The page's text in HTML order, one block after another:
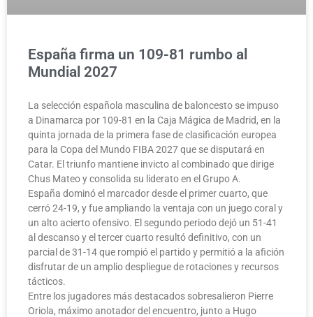
España firma un 109-81 rumbo al
Mundial 2027
La selección española masculina de baloncesto se impuso
a Dinamarca por 109-81 en la Caja Mágica de Madrid, en la
quinta jornada de la primera fase de clasificación europea
para la Copa del Mundo FIBA 2027 que se disputará en
Catar. El triunfo mantiene invicto al combinado que dirige
Chus Mateo y consolida su liderato en el Grupo A.
España dominó el marcador desde el primer cuarto, que
cerró 24-19, y fue ampliando la ventaja con un juego coral y
un alto acierto ofensivo. El segundo periodo dejó un 51-41
al descanso y el tercer cuarto resultó definitivo, con un
parcial de 31-14 que rompió el partido y permitió a la afición
disfrutar de un amplio despliegue de rotaciones y recursos
tácticos.
Entre los jugadores más destacados sobresalieron Pierre
Oriola, máximo anotador del encuentro, junto a Hugo